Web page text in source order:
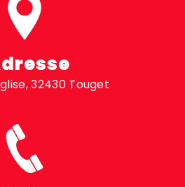
32430 Touget